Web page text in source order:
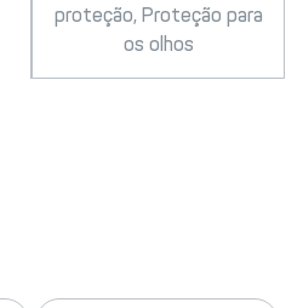
proteção, Proteção para
os olhos